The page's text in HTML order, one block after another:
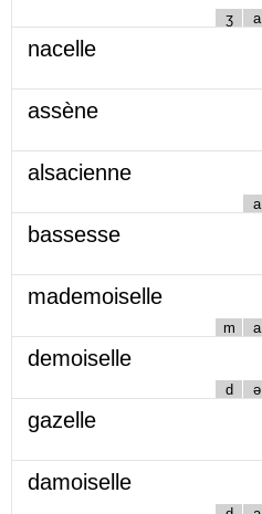
ʒ a
nacelle
assène
alsacienne
a
bassesse
mademoiselle
m a
demoiselle
d ə
gazelle
damoiselle